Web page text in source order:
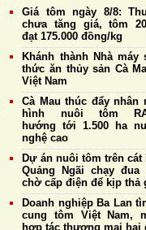
Giá tôm ngày 8/8:
chưa tăng giá, tôm
đạt 175.000 đồng/kg
Khánh thành Nhà máy
thức ăn thủy sản Cà
Việt Nam
Cà Mau thúc đẩy nhân
hình nuôi tôm
hướng tới 1.500 ha
nghệ cao
Dự án nuôi tôm trên
Quảng Ngãi chạy đua
chờ cấp điện để kịp thả
Doanh nghiệp Ba Lan
cung tôm Việt Nam,
hợp tác thương mại hai